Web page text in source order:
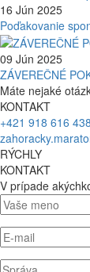
16 Jún 2025
Poďakovanie
09 Jún 2025
ZÁVEREČNÉ
Máte nejaké
KONTAKT
+421 918 616 438
RÝCHLY
KONTAKT
V prípade